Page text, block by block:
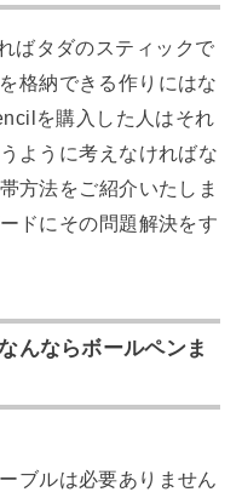
ばタダのスティックで
格納できる作りにはな
を購入した人はそれ
ように考えなければな
方法をご紹介いたしま
ドにその問題解決をす
んならボールペンま
ブルは必要ありません